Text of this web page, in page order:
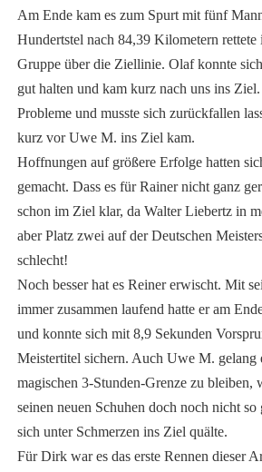
Am Ende kam es zum Spurt mit fünf
Hundertstel nach 84,39 Kilometern rettete
Gruppe über die Ziellinie. Olaf konnte
gut halten und kam kurz nach uns ins
Probleme und musste sich zurückfallen
kurz vor Uwe M. ins Ziel kam.
Hoffnungen auf größere Erfolge hatten
gemacht. Dass es für Rainer nicht ganz
schon im Ziel klar, da Walter Liebertz in
aber Platz zwei auf der Deutschen
schlecht!
Noch besser hat es Reiner erwischt. Mit
immer zusammen laufend hatte er am
und konnte sich mit 8,9 Sekunden
Meistertitel sichern. Auch Uwe M. gelang
magischen 3-Stunden-Grenze zu bleiben,
seinen neuen Schuhen doch noch nicht
sich unter Schmerzen ins Ziel quälte.
Für Dirk war es das erste Rennen dieser